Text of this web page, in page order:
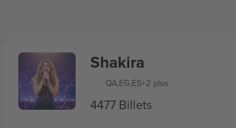
Shakira
QA,EG,ES+2 plus
4477 Billets